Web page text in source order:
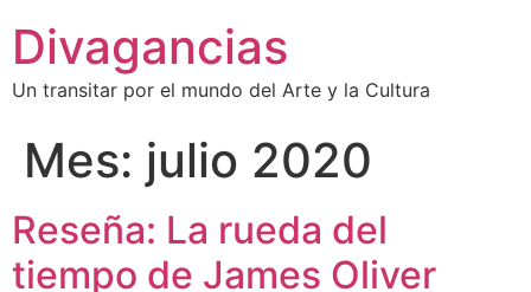
Divagancias
Un transitar por el mundo del Arte y la Cultura
Mes: julio 2020
Reseña: La rueda del
tiempo de James Oliver